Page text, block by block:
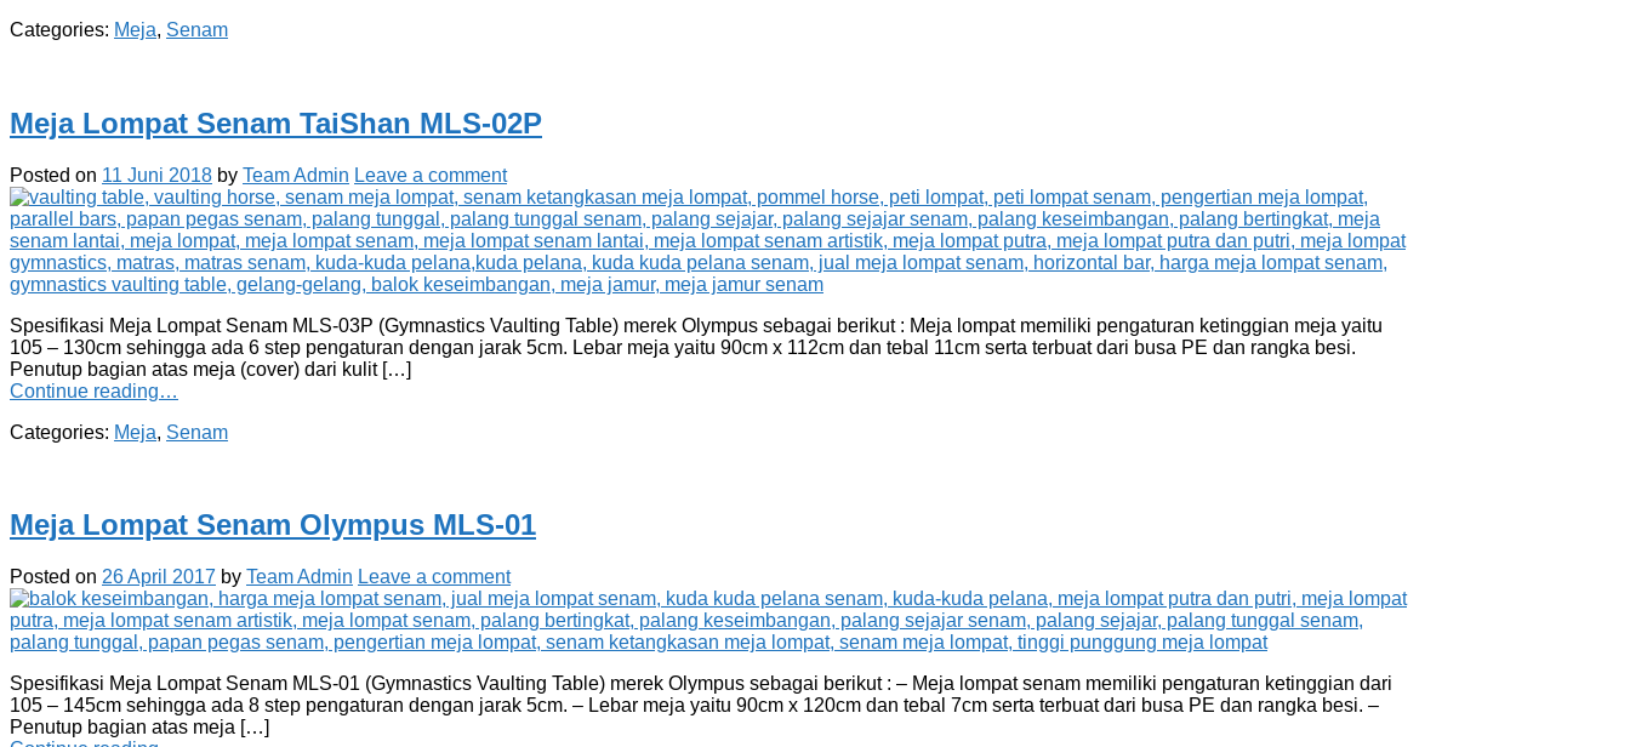
Categories: Meja, Senam
Meja Lompat Senam TaiShan MLS-02P
Posted on 11 Juni 2018 by Team Admin Leave a comment
Spesifikasi Meja Lompat Senam MLS-03P (Gymnastics Vaulting Table) merek Olympus sebagai berikut : Meja lompat memiliki pengaturan ketinggian meja yaitu
105 – 130cm sehingga ada 6 step pengaturan dengan jarak 5cm. Lebar meja yaitu 90cm x 112cm dan tebal 11cm serta terbuat dari busa PE dan rangka besi.
Penutup bagian atas meja (cover) dari kulit […]
Continue reading…
Categories: Meja, Senam
Meja Lompat Senam Olympus MLS-01
Posted on 26 April 2017 by Team Admin Leave a comment
Spesifikasi Meja Lompat Senam MLS-01 (Gymnastics Vaulting Table) merek Olympus sebagai berikut : – Meja lompat senam memiliki pengaturan ketinggian dari
105 – 145cm sehingga ada 8 step pengaturan dengan jarak 5cm. – Lebar meja yaitu 90cm x 120cm dan tebal 7cm serta terbuat dari busa PE dan rangka besi. –
Penutup bagian atas meja […]